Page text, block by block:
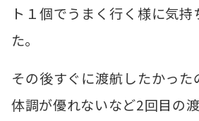
ト１個でうまく行く様に気
た。
その後すぐに渡航したかっ
体調が優れないなど2回目の